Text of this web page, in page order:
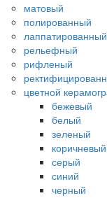
матовый
полированный
лаппатированный
рельефный
рифленый
цветной
бежевый
белый
зеленый
коричневый
серый
синий
черный